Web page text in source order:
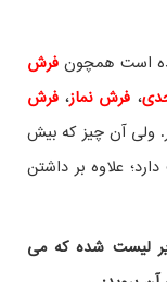
است همچونفرش
، فرش نماز، فرش
ولی آن چیز که بیش
علاوه بر داشتن
لیست شده که می